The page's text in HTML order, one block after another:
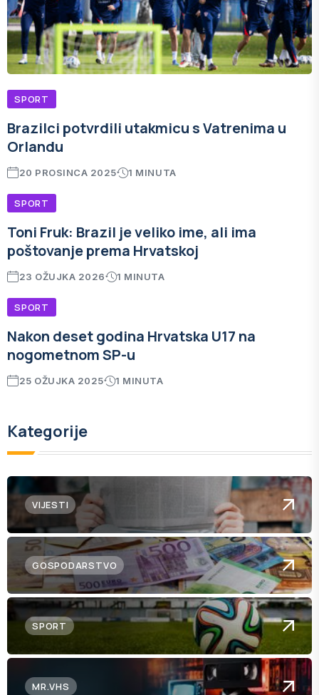
SPORT
Brazilci potvrdili utakmicu s Vatrenima u
Orlandu
20 PROSINCA 2025 1 MINUTA
SPORT
Toni Fruk: Brazil je veliko ime, ali ima
poštovanje prema Hrvatskoj
23 OŽUJKA 2026 1 MINUTA
SPORT
Nakon deset godina Hrvatska U17 na
nogometnom SP-u
25 OŽUJKA 2025 1 MINUTA
Kategorije
VIJESTI
GOSPODARSTVO
SPORT
MR.VHS